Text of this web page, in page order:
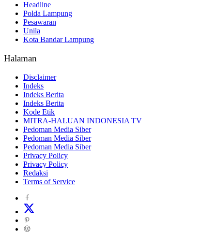
Headline
Polda Lampung
Pesawaran
Unila
Kota Bandar Lampung
Halaman
Disclaimer
Indeks
Indeks Berita
Indeks Berita
Kode Etik
MITRA-HALUAN INDONESIA TV
Pedoman Media Siber
Pedoman Media Siber
Pedoman Media Siber
Privacy Policy
Privacy Policy
Redaksi
Terms of Service